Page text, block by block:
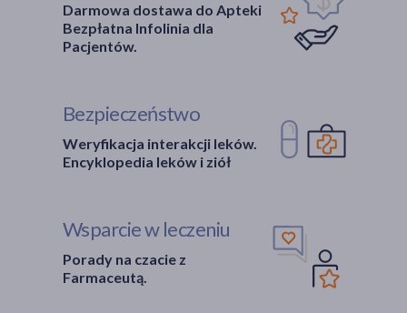
Darmowa dostawa do Apteki
Bezpłatna Infolinia dla
Pacjentów.
Bezpieczeństwo
Weryfikacja interakcji leków.
Encyklopedia leków i ziół
Wsparcie w leczeniu
Porady na czacie z
Farmaceutą.